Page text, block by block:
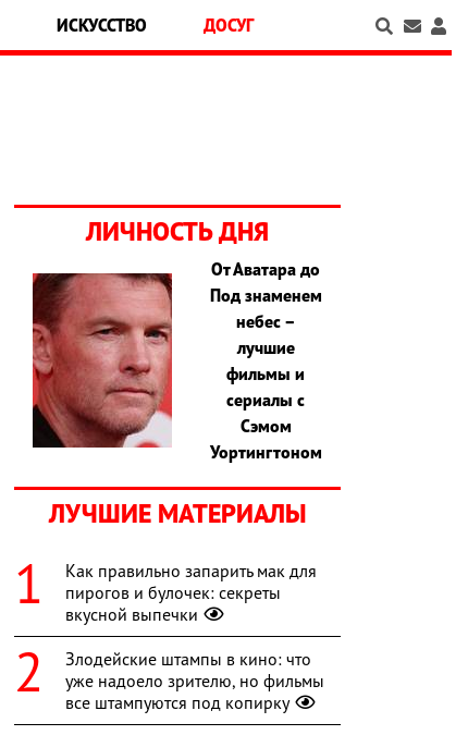
ИСКУССТВО ДОСУГ
ЛИЧНОСТЬ ДНЯ
От Аватара до
Под знаменем
небес –
лучшие
фильмы и
сериалы с
Сэмом
Уортингтоном
ЛУЧШИЕ МАТЕРИАЛЫ
Как правильно запарить мак для
пирогов и булочек: секреты
вкусной выпечки
Злодейские штампы в кино: что
уже надоело зрителю, но фильмы
все штампуются под копирку